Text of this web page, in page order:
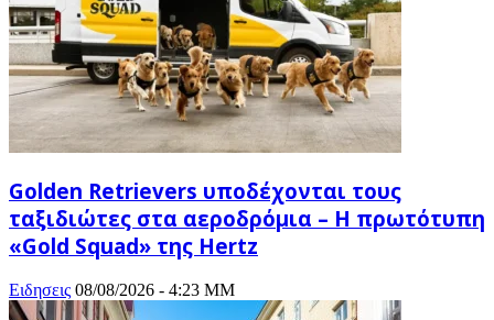
Golden Retrievers υποδέχονται τους
ταξιδιώτες στα αεροδρόμια – Η πρωτότυπη
«Gold Squad» της Hertz
Ειδησεις 08/08/2026 - 4:23 ΜΜ